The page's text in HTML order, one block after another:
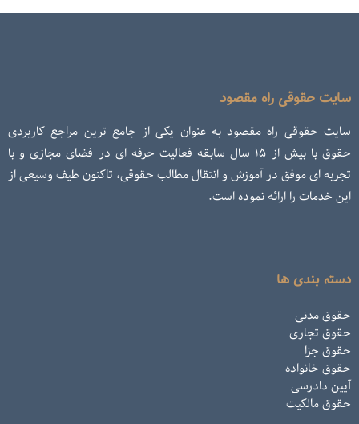
سایت حقوقی راه مقصود
سایت حقوقی راه مقصود به عنوان یکی از جامع ترین مراجع کاربردی
حقوق با بیش از ۱۵ سال سابقه فعالیت حرفه ای در فضای مجازی و با
تجربه ای موفق در آموزش و انتقال مطالب حقوقی، تاکنون طیف وسیعی از
این خدمات را ارائه نموده است.
دسته بندی ها
حقوق مدنی
حقوق تجاری
حقوق جزا
حقوق خانواده
آیین دادرسی
حقوق مالکیت